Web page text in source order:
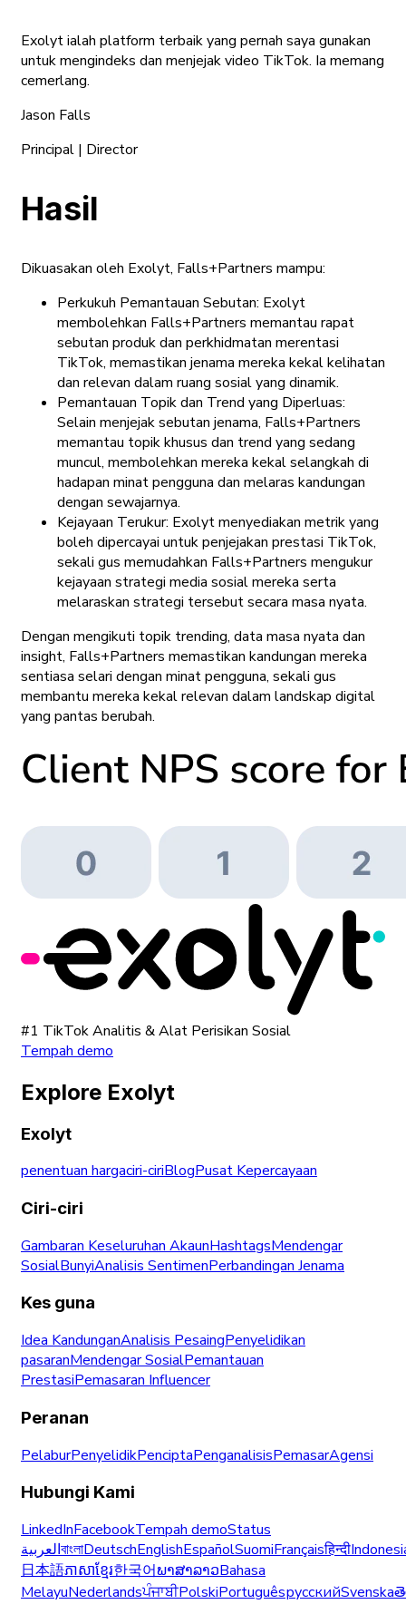
Exolyt ialah platform terbaik yang pernah saya gunakan
untuk mengindeks dan menjejak video TikTok. Ia memang
cemerlang.
Jason Falls
Principal | Director
Hasil
Dikuasakan oleh Exolyt, Falls+Partners mampu:
Perkukuh Pemantauan Sebutan: Exolyt
membolehkan Falls+Partners memantau rapat
sebutan produk dan perkhidmatan merentasi
TikTok, memastikan jenama mereka kekal kelihatan
dan relevan dalam ruang sosial yang dinamik.
Pemantauan Topik dan Trend yang Diperluas:
Selain menjejak sebutan jenama, Falls+Partners
memantau topik khusus dan trend yang sedang
muncul, membolehkan mereka kekal selangkah di
hadapan minat pengguna dan melaras kandungan
dengan sewajarnya.
Kejayaan Terukur: Exolyt menyediakan metrik yang
boleh dipercayai untuk penjejakan prestasi TikTok,
sekali gus memudahkan Falls+Partners mengukur
kejayaan strategi media sosial mereka serta
melaraskan strategi tersebut secara masa nyata.
Dengan mengikuti topik trending, data masa nyata dan
insight, Falls+Partners memastikan kandungan mereka
sentiasa selari dengan minat pengguna, sekali gus
membantu mereka kekal relevan dalam landskap digital
yang pantas berubah.
#1 TikTok Analitis & Alat Perisikan Sosial
Tempah demo
Explore Exolyt
Exolyt
penentuan hargaciri-ciriBlogPusat Kepercayaan
Ciri-ciri
Gambaran Keseluruhan AkaunHashtagsMendengar
SosialBunyiAnalisis SentimenPerbandingan Jenama
Kes guna
Idea KandunganAnalisis PesaingPenyelidikan
pasaranMendengar SosialPemantauan
PrestasiPemasaran Influencer
Peranan
PelaburPenyelidikPenciptaPenganalisisPemasarAgensi
Hubungi Kami
LinkedInFacebookTempah demoStatus
العربيةবাংলাDeutschEnglishEspañolSuomiFrançaisहिन्दी
日本語ភាសាខ្មែរ한국어ພາສາລາວBahasa
MelayuNederlandsਪੰਜਾਬੀPolskiPortuguêsрусскийSvenska